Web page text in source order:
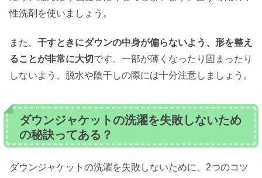
性洗剤を使いましょう。
また、 干すときにダウンの中身が偏らないよう、形を整え
ることが非常に大切 です。一部が薄くなったり固まったり
しないよう、脱水や陰干しの際には十分注意しましょう。
ダウンジャケットの洗濯を失敗しないため
の秘訣ってある？
ダウンジャケットの洗濯を失敗しないために、2つのコツ